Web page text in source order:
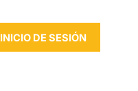
INICIO DE SESIÓN